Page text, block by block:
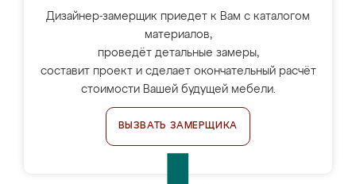
Дизайнер-замерщик приедет к Вам с каталогом
материалов,
проведёт детальные замеры,
составит проект и сделает окончательный расчёт
стоимости Вашей будущей мебели.
ВЫЗВАТЬ ЗАМЕРЩИКА